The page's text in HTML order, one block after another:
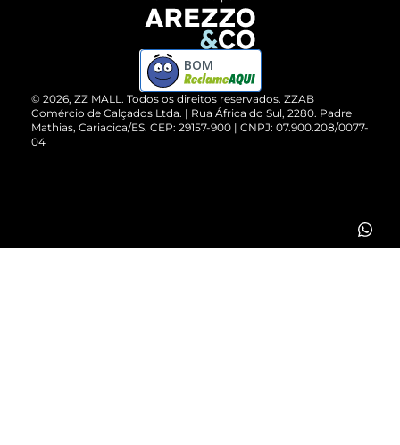
ZZ MALL é confiável
Cartão Presente
Vendas Corporativas
Devolução do Produto
Compre pelo WhatsApp
© 2026, ZZ MALL. Todos os direitos reservados. ZZAB
Comércio de Calçados Ltda. | Rua África do Sul, 2280. Padre
Mathias, Cariacica/ES. CEP: 29157-900 | CNPJ: 07.900.208/0077-
04
BOM